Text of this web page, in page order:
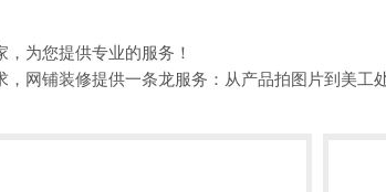
为您提供专业的服务！
网铺装修提供一条龙服务：从产品拍图片到美工